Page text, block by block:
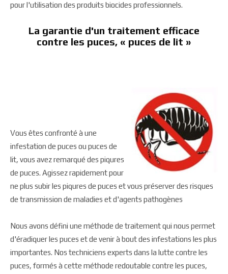
pour l'utilisation des produits biocides professionnels.
La garantie d'un traitement efficace
contre les puces, « puces de lit »
Vous êtes confronté à une
infestation de puces ou puces de
lit, vous avez remarqué des piqures
de puces. Agissez rapidement pour
ne plus subir les piqures de puces et vous préserver des risques
de transmission de maladies et d'agents pathogènes
Nous avons défini une méthode de traitement qui nous permet
d'éradiquer les puces et de venir à bout des infestations les plus
importantes. Nos techniciens experts dans la lutte contre les
puces, formés à cette méthode redoutable contre les puces,